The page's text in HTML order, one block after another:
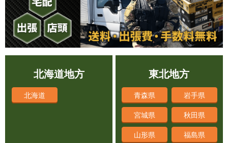
北海道地方
北海道
東北地方
青森県 岩手県
宮城県 秋田県
山形県 福島県